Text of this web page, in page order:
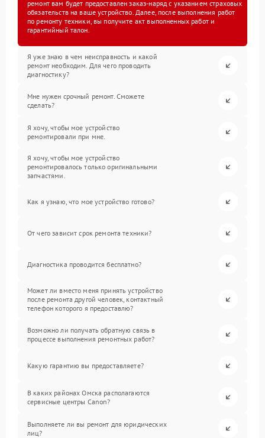
ремонт вам будет предоставлен заказ-наряд с указанием страховых
обязательств на ваше устройство. Далее, после выполнения работ
по ремонту техники, вы получите акт выполненных работ и
гарантийный талон.
Я уже знаю в чем неисправность и какой
ремонт необходим. Для чего проводить
диагностику?
Мне нужен срочный ремонт. Сможете
сделать?
Я хочу, чтобы мое устройство
ремонтировали при мне.
Я хочу, чтобы мое устройство
ремонтировалось только оригинальными
запчастями.
Как я узнаю, что мое устройство готово?
От чего зависит срок ремонта техники?
Диагностика проводится бесплатно?
Может ли вместо меня принять устройство
после ремонта другой человек, контактный
телефон которого я предоставлю?
Возможно ли получать обратную связь в
процессе выполнения ремонтных работ?
Какую гарантию вы предоставляете?
В каких районах Омска располагаются
сервисные центры Canon?
Выполняете ли вы ремонт для юридических
лиц?